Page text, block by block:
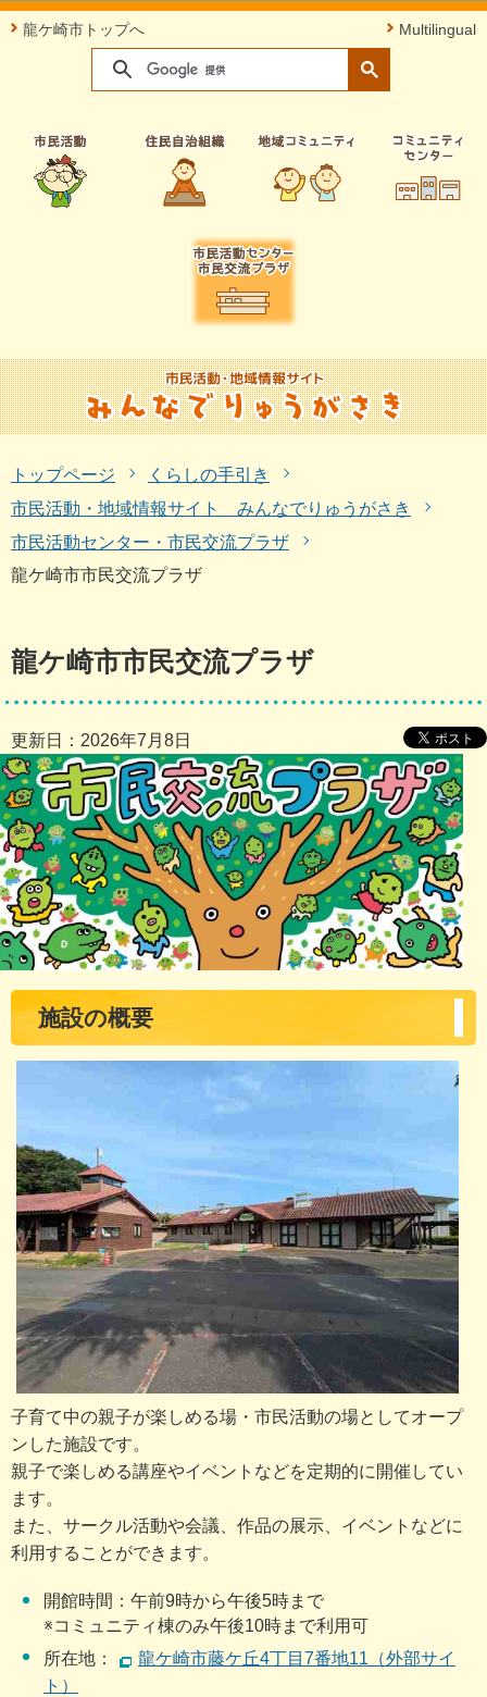
このページの本文へ移動
龍ケ崎市トップへ Multilingual
トップページ
くらしの手引き
市民活動・地域情報サイト みんなでりゅうがさき
市民活動センター・市民交流プラザ
龍ケ崎市市民交流プラザ
龍ケ崎市市民交流プラザ
更新日：2026年7月8日
施設の概要
子育て中の親子が楽しめる場・市民活動の場としてオープ
ンした施設です。
親子で楽しめる講座やイベントなどを定期的に開催してい
ます。
また、サークル活動や会議、作品の展示、イベントなどに
利用することができます。
開館時間：午前9時から午後5時まで
※コミュニティ棟のみ午後10時まで利用可
所在地：
龍ケ崎市藤ケ丘4丁目7番地11（外部サイ
ト）